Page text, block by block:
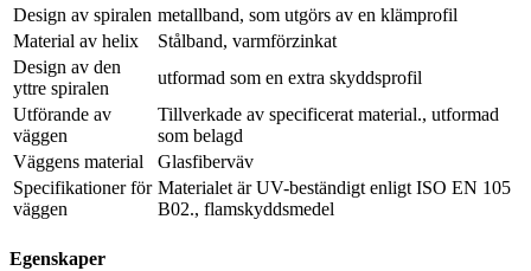
Design av spiralen metallband, som utgörs av en klämprofil
Material av helix
Stålband, varmförzinkat
Design av den
yttre spiralen
utformad som en extra skyddsprofil
Utförande av
väggen
Tillverkade av specificerat material., utformad
som belagd
Väggens material
Glasfiberväv
Specifikationer för
väggen
Materialet är UV-beständigt enligt ISO EN 105
B02., flamskyddsmedel
Egenskaper